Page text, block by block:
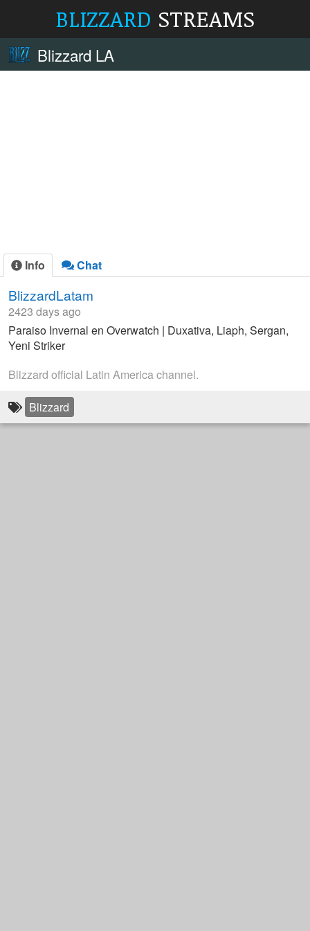
BLIZZARD STREAMS
Blizzard LA
Info Chat
BlizzardLatam
2423 days ago
Paraiso Invernal en Overwatch | Duxativa, Liaph, Sergan,
Yeni Striker
Blizzard official Latin America channel.
Blizzard